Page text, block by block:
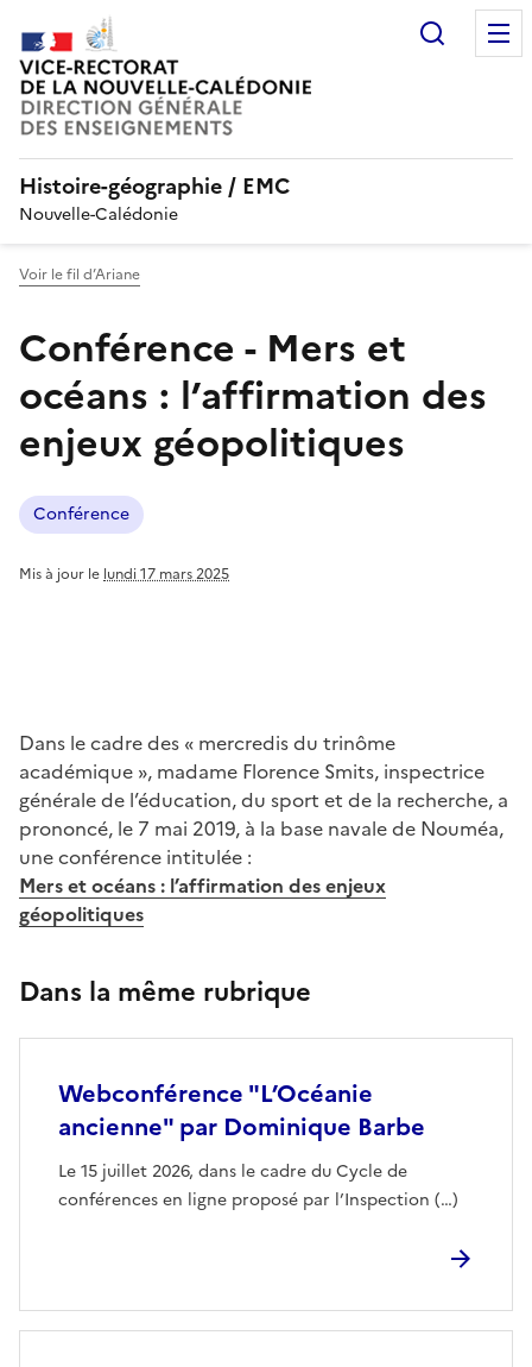
Histoire-géographie / EMC
Nouvelle-Calédonie
Voir le fil d’Ariane
Conférence - Mers et
océans : l’affirmation des
enjeux géopolitiques
Conférence
Mis à jour le lundi 17 mars 2025
Dans le cadre des « mercredis du trinôme
académique », madame Florence Smits, inspectrice
générale de l’éducation, du sport et de la recherche, a
prononcé, le 7 mai 2019, à la base navale de Nouméa,
une conférence intitulée :
Mers et océans : l’affirmation des enjeux
géopolitiques
Dans la même rubrique
Webconférence "L’Océanie
ancienne" par Dominique Barbe
Le 15 juillet 2026, dans le cadre du Cycle de
conférences en ligne proposé par l’Inspection (…)